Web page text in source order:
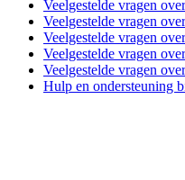
Veelgestelde vragen
Veelgestelde vragen
Veelgestelde vragen
Veelgestelde vragen
Veelgestelde vragen
Hulp en ondersteuning